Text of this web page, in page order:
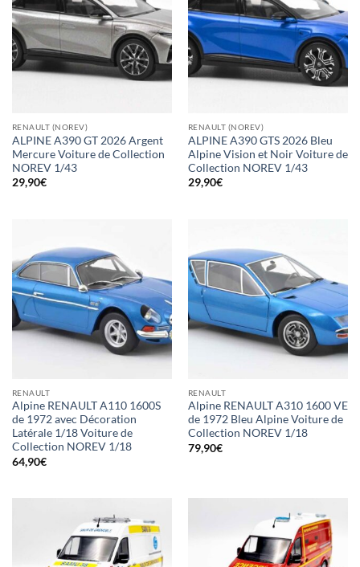
RENAULT (NOREV)
ALPINE A390 GT 2026 Argent
Mercure Voiture de Collection
NOREV 1/43
29,90€
RENAULT (NOREV)
ALPINE A390 GTS 2026 Bleu
Alpine Vision et Noir Voiture de
Collection NOREV 1/43
29,90€
RENAULT
Alpine RENAULT A110 1600S
de 1972 avec Décoration
Latérale 1/18 Voiture de
Collection NOREV 1/18
64,90€
RENAULT
Alpine RENAULT A310 1600 VE
de 1972 Bleu Alpine Voiture de
Collection NOREV 1/18
79,90€